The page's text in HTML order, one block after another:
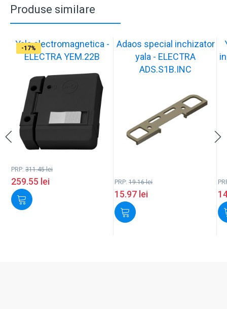
Produse similare
-17%
Yala electromagnetica -
ELECTRA YEM.22B
PRP: 311.45lei
259.55 lei
-17%
Adaos special inchizator
yala - ELECTRA
ADS.S1B.INC
PRP: 19.16lei
15.97 lei
-17%
-17%
-17%
-17%
-17%
-17%
-17%
-17%